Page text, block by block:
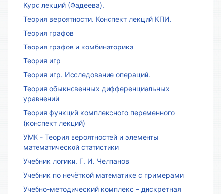
Курс лекций (Фадеева).
Теория вероятности. Конспект лекций КПИ.
Теория графов
Теория графов и комбинаторика
Теория игр
Теория игр. Исследование операций.
Теория обыкновенных дифференциальных
уравнений
Теория функций комплексного переменного
(конспект лекций)
УМК - Теория вероятностей и элементы
математической статистики
Учебник логики. Г. И. Челпанов
Учебник по нечёткой математике с примерами
Учебно-методический комплекс – дискретная